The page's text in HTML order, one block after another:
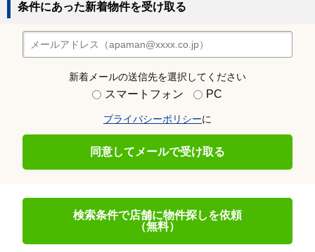
条件にあった新着物件を受け取る
新着メールの送信先を選択してください
スマートフォン PC
プライバシーポリシーに
同意してメールで受け取る
検索条件で店舗に物件探しを依頼
（無料）